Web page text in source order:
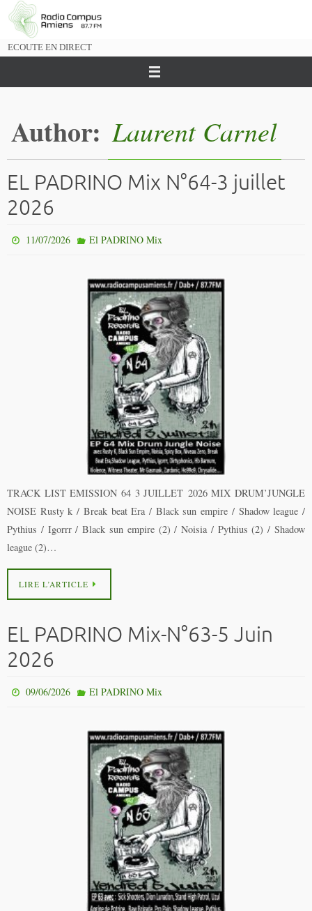
Passer
vers
ECOUTE EN DIRECT
Author: Laurent Carnel
EL PADRINO Mix N°64-3 juillet
2026
11/07/2026 El PADRINO Mix
TRACK LIST EMISSION 64 3 JUILLET 2026 MIX DRUM’JUNGLE
NOISE Rusty k / Break beat Era / Black sun empire / Shadow league /
Pythius / Igorrr / Black sun empire (2) / Noisia / Pythius (2) / Shadow
league (2)…
LIRE L’ARTICLE
EL PADRINO Mix-N°63-5 Juin
2026
09/06/2026 El PADRINO Mix